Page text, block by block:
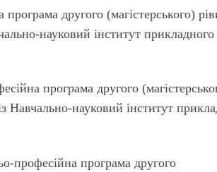
другого (магістерського)
науковий інститут прикладного
програма другого
Навчально-науковий інститут
професійна програма другого